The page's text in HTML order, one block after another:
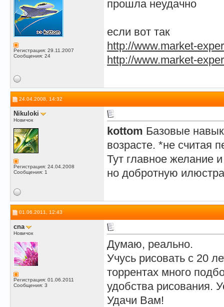
Регистрация: 29.11.2007
Сообщения: 24
прошла неудачно
если вот так
http://www.market-
http://www.market-
24.04.2008, 14:32
Nikuloki
Новичок
Регистрация: 24.04.2008
Сообщения: 1
kottom Базовые
возрасте. *не считая
Тут главное желание
но добротную
01.06.2011, 12:43
cna
Новичок
Регистрация: 01.06.2011
Сообщения: 3
Думаю, реально.
Учусь рисовать с 20
торрентах много
удобства рисования.
Удачи Вам!